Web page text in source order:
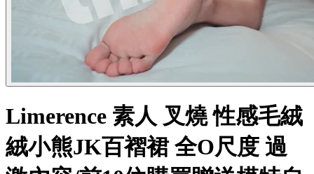
Limerence 素人 叉燒 性感毛絨
絨小熊JK百褶裙 全O尺度 過